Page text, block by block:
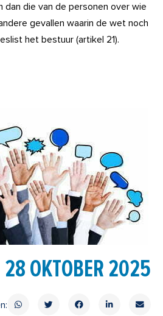
dan die van de personen over wie
gevallen waarin de wet noch
het bestuur (artikel 21).
28 OKTOBER 2025